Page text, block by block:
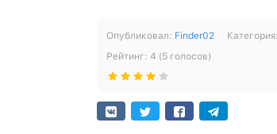
Опубликовал: Finder02 Категория:
Рейтинг: 4 (5 голосов)